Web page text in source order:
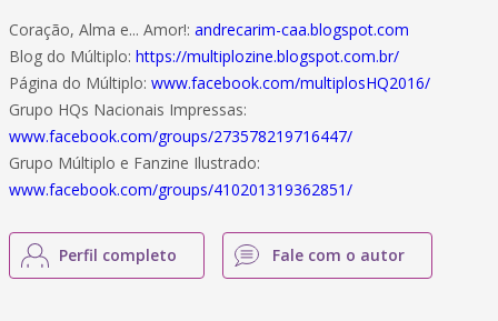
Coração, Alma e... Amor!: andrecarim-caa.blogspot.com
Blog do Múltiplo: https://multiplozine.blogspot.com.br/
Página do Múltiplo: www.facebook.com/multiplosHQ2016/
Grupo HQs Nacionais Impressas:
www.facebook.com/groups/273578219716447/
Grupo Múltiplo e Fanzine Ilustrado:
www.facebook.com/groups/410201319362851/
Perfil completo Fale com o autor